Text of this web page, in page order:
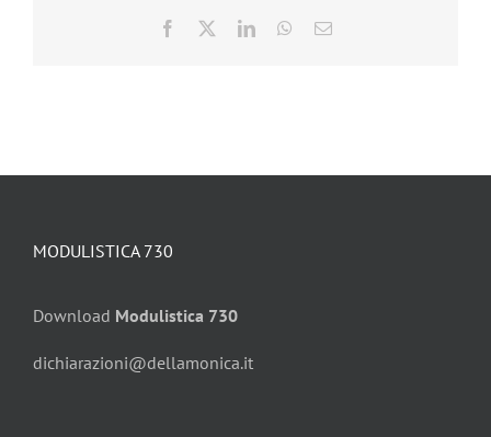
Facebook LinkedInWhatsApp
Email
MODULISTICA 730
Download Modulistica 730
dichiarazioni@dellamonica.it